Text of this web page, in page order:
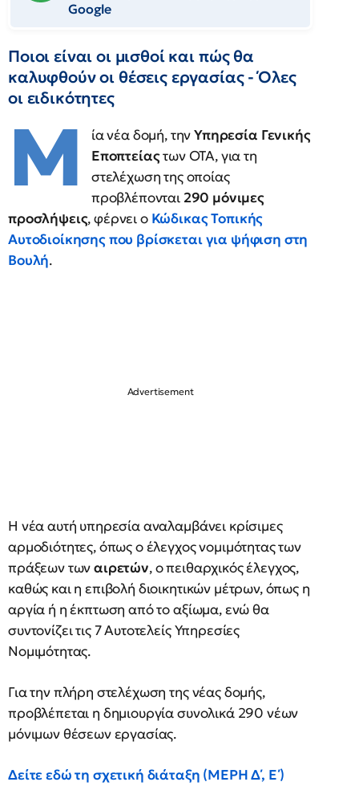
Google
Ποιοι είναι οι μισθοί και πώς θα
καλυφθούν οι θέσεις εργασίας - Όλες
οι ειδικότητες
Μ ία νέα δομή, τηνΥπηρεσία Γενικής
Εποπτείαςτων ΟΤΑ, για τη
στελέχωση της οποίας
προβλέπονται 290 μόνιμες
προσλήψεις, φέρνει ο Κώδικας Τοπικής
Αυτοδιοίκησης που βρίσκεται για ψήφιση στη
Βουλή.
Η νέα αυτή υπηρεσία αναλαμβάνει κρίσιμες
αρμοδιότητες, όπως ο έλεγχος νομιμότητας των
πράξεων τωναιρετών, ο πειθαρχικός έλεγχος,
καθώς και η επιβολή διοικητικών μέτρων, όπως η
αργία ή η έκπτωση από το αξίωμα, ενώ θα
συντονίζει τις 7 Αυτοτελείς Υπηρεσίες
Νομιμότητας.
Για την πλήρη στελέχωση της νέας δομής,
προβλέπεται η δημιουργία συνολικά 290 νέων
μόνιμων θέσεων εργασίας.
Δείτε εδώ τη σχετική διάταξη (ΜΕΡΗ Δ΄, Ε΄)